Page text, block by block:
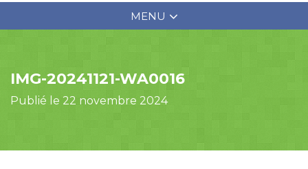
MENU
IMG-20241121-WA0016
Publié le 22 novembre 2024